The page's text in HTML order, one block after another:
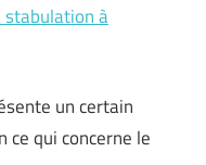
stabulation à
un certain
ce qui concerne le